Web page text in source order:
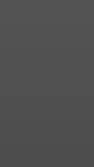
Росгвардии
для несения службы